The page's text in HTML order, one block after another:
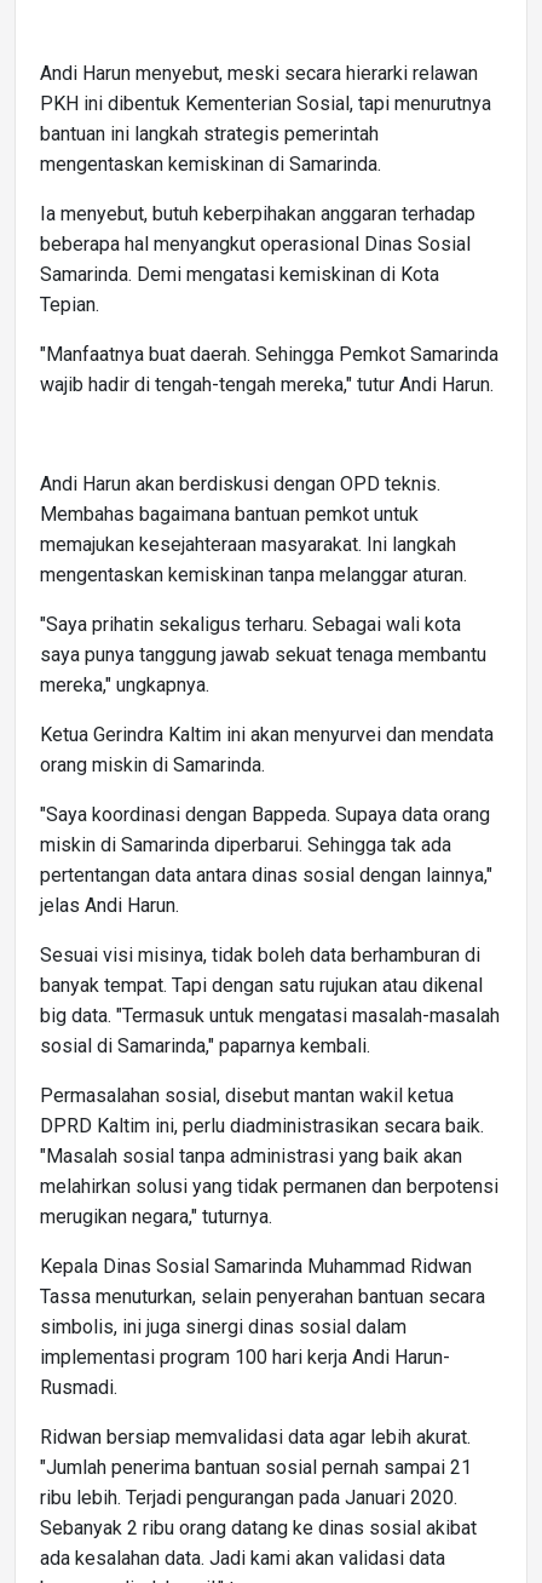
Andi Harun menyebut, meski secara hierarki relawan
PKH ini dibentuk Kementerian Sosial, tapi menurutnya
bantuan ini langkah strategis pemerintah
mengentaskan kemiskinan di Samarinda.
Ia menyebut, butuh keberpihakan anggaran terhadap
beberapa hal menyangkut operasional Dinas Sosial
Samarinda. Demi mengatasi kemiskinan di Kota
Tepian.
"Manfaatnya buat daerah. Sehingga Pemkot Samarinda
wajib hadir di tengah-tengah mereka," tutur Andi Harun.
Andi Harun akan berdiskusi dengan OPD teknis.
Membahas bagaimana bantuan pemkot untuk
memajukan kesejahteraan masyarakat. Ini langkah
mengentaskan kemiskinan tanpa melanggar aturan.
"Saya prihatin sekaligus terharu. Sebagai wali kota
saya punya tanggung jawab sekuat tenaga membantu
mereka," ungkapnya.
Ketua Gerindra Kaltim ini akan menyurvei dan mendata
orang miskin di Samarinda.
"Saya koordinasi dengan Bappeda. Supaya data orang
miskin di Samarinda diperbarui. Sehingga tak ada
pertentangan data antara dinas sosial dengan lainnya,"
jelas Andi Harun.
Sesuai visi misinya, tidak boleh data berhamburan di
banyak tempat. Tapi dengan satu rujukan atau dikenal
big data. "Termasuk untuk mengatasi masalah-masalah
sosial di Samarinda," paparnya kembali.
Permasalahan sosial, disebut mantan wakil ketua
DPRD Kaltim ini, perlu diadministrasikan secara baik.
"Masalah sosial tanpa administrasi yang baik akan
melahirkan solusi yang tidak permanen dan berpotensi
merugikan negara," tuturnya.
Kepala Dinas Sosial Samarinda Muhammad Ridwan
Tassa menuturkan, selain penyerahan bantuan secara
simbolis, ini juga sinergi dinas sosial dalam
implementasi program 100 hari kerja Andi Harun-
Rusmadi.
Ridwan bersiap memvalidasi data agar lebih akurat.
"Jumlah penerima bantuan sosial pernah sampai 21
ribu lebih. Terjadi pengurangan pada Januari 2020.
Sebanyak 2 ribu orang datang ke dinas sosial akibat
ada kesalahan data. Jadi kami akan validasi data